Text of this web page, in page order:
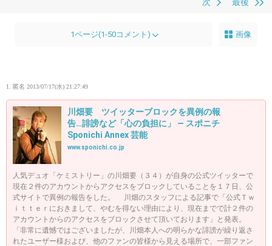
1ページ(1-50コメント) 画像
1. 匿名 2013/07/17(水) 21:27:49
川畑要 ツイッターブロックを異例の報
告…誹謗など「心の負担に」 ― スポニチ
Sponichi Annex 芸能
www.sponichi.co.jp
人気デュオ「ケミストリー」の川畑要（３４）が自身の公式ツイッターで
現在２件のアカウントからアクセスをブロックしていることを１７日、公
式サイトで異例の報告をした。 川畑のスタッフによる記事で「公式Ｔｗ
ｉｔｔｅｒにおきまして、やむを得ない理由により、現在までで計２件の
アカウントからのアクセスをブロックさせて頂いております」と発表。
「非常に遺憾ではございましたが、川畑本人への明らかな誹謗が繰り返さ
れたユーザー様および、他のファンの皆様から見える場所で、一部ファン